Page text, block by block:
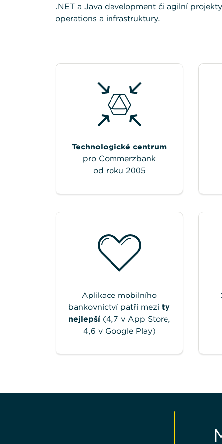
.NET a Java development či agilní
operations a infrastruktury.
Technologické centrum
pro Commerzbank
od roku 2005
Aplikace mobilního
bankovnictví patří mezity
nejlepší(4,7 v App Store,
4,6 v Google Play)